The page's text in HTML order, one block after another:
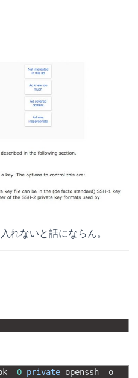
れないと話にならん。
-O private-openssh -o